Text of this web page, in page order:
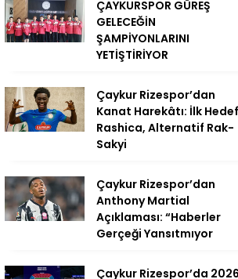
ÇAYKURSPOR GÜREŞ
GELECEĞİN
ŞAMPİYONLARINI
YETİŞTİRİYOR
Çaykur Rizespor’dan
Kanat Harekâtı: İlk Hedef
Rashica, Alternatif Rak-
Sakyi
Çaykur Rizespor’dan
Anthony Martial
Açıklaması: “Haberler
Gerçeği Yansıtmıyor
Çaykur Rizespor’da